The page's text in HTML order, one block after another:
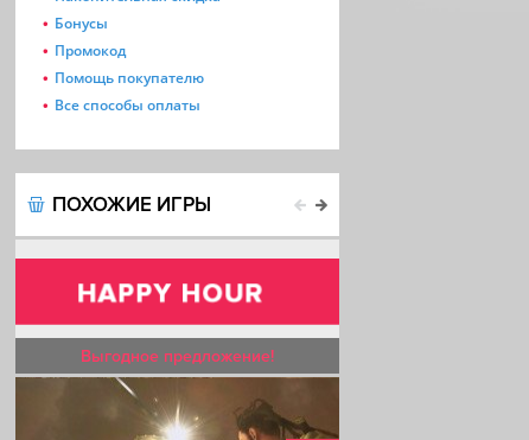
Бонусы
Промокод
Помощь покупателю
Все способы оплаты
ПОХОЖИЕ ИГРЫ
Выгодное предложение!